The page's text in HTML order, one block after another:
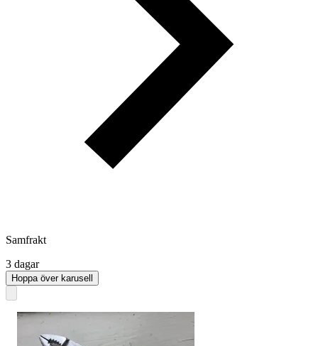
Samfrakt
3 dagar
Hoppa över karusell